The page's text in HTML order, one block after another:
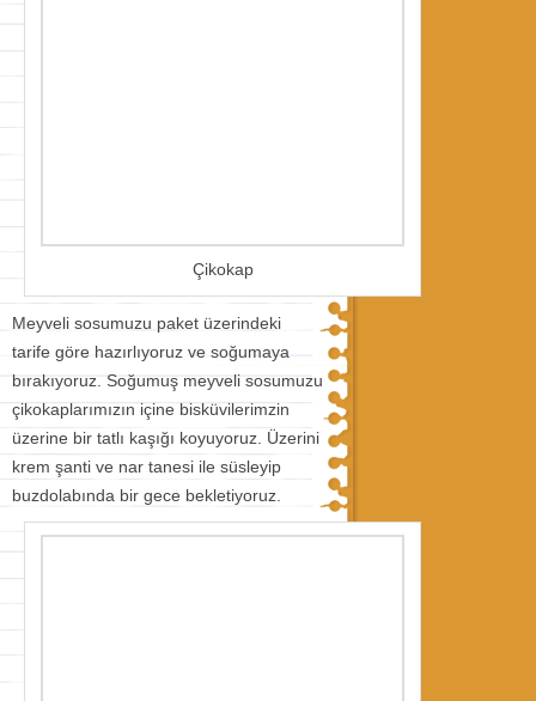
Çikokap
Meyveli sosumuzu paket üzerindeki
tarife göre hazırlıyoruz ve soğumaya
bırakıyoruz. Soğumuş meyveli sosumuzu
çikokaplarımızın içine bisküvilerimzin
üzerine bir tatlı kaşığı koyuyoruz. Üzerini
krem şanti ve nar tanesi ile süsleyip
buzdolabında bir gece bekletiyoruz.